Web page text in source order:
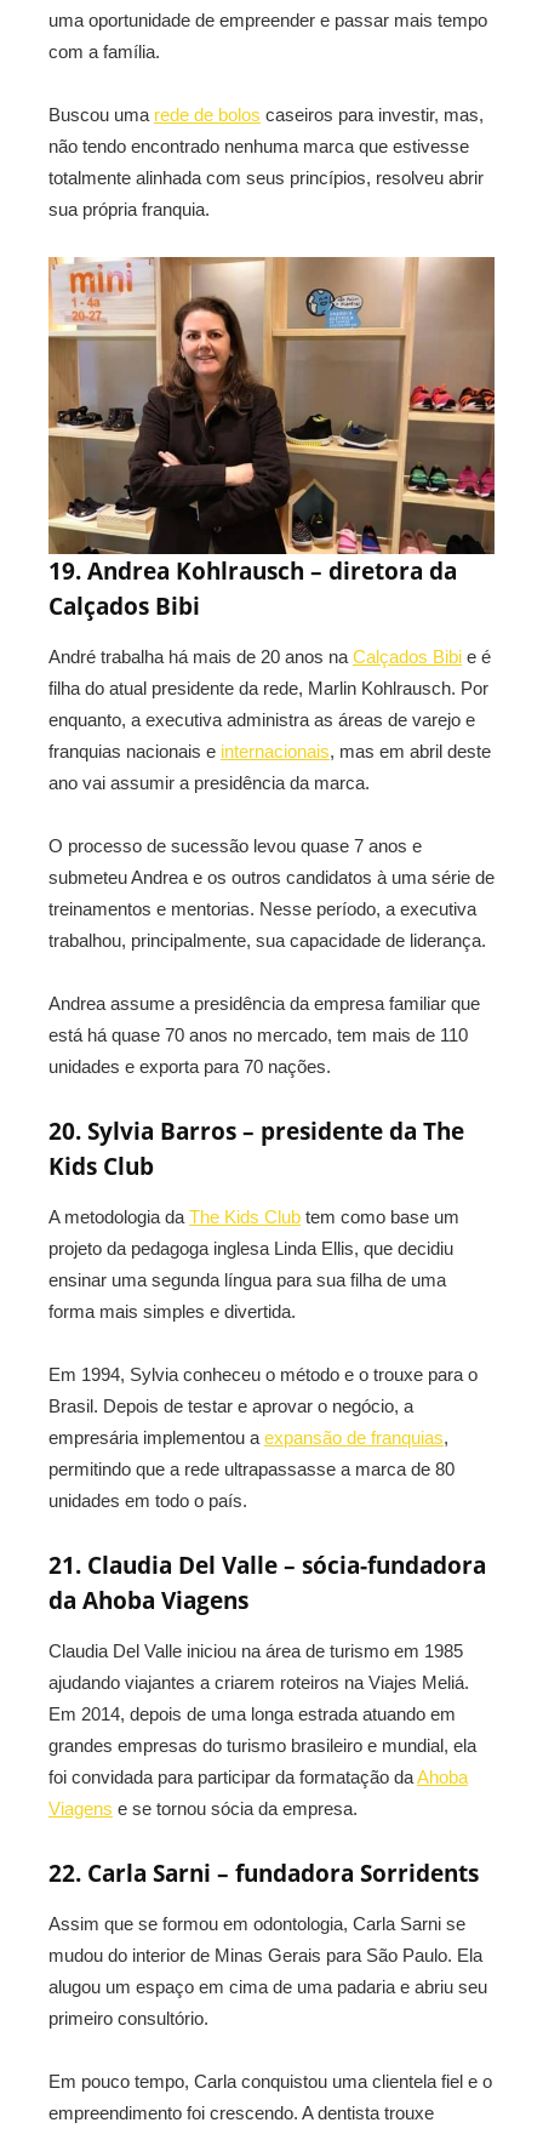
uma oportunidade de empreender e passar mais tempo
com a família.
Buscou uma rede de bolos caseiros para investir, mas,
não tendo encontrado nenhuma marca que estivesse
totalmente alinhada com seus princípios, resolveu abrir
sua própria franquia.
19. Andrea Kohlrausch – diretora da
Calçados Bibi
André trabalha há mais de 20 anos na Calçados Bibi e é
filha do atual presidente da rede, Marlin Kohlrausch. Por
enquanto, a executiva administra as áreas de varejo e
franquias nacionais e internacionais, mas em abril deste
ano vai assumir a presidência da marca.
O processo de sucessão levou quase 7 anos e
submeteu Andrea e os outros candidatos à uma série de
treinamentos e mentorias. Nesse período, a executiva
trabalhou, principalmente, sua capacidade de liderança.
Andrea assume a presidência da empresa familiar que
está há quase 70 anos no mercado, tem mais de 110
unidades e exporta para 70 nações.
20. Sylvia Barros – presidente da The
Kids Club
A metodologia da The Kids Club tem como base um
projeto da pedagoga inglesa Linda Ellis, que decidiu
ensinar uma segunda língua para sua filha de uma
forma mais simples e divertida.
Em 1994, Sylvia conheceu o método e o trouxe para o
Brasil. Depois de testar e aprovar o negócio, a
empresária implementou a expansão de franquias,
permitindo que a rede ultrapassasse a marca de 80
unidades em todo o país.
21. Claudia Del Valle – sócia-fundadora
da Ahoba Viagens
Claudia Del Valle iniciou na área de turismo em 1985
ajudando viajantes a criarem roteiros na Viajes Meliá.
Em 2014, depois de uma longa estrada atuando em
grandes empresas do turismo brasileiro e mundial, ela
foi convidada para participar da formatação daAhoba
Viagens e se tornou sócia da empresa.
22. Carla Sarni – fundadora Sorridents
Assim que se formou em odontologia, Carla Sarni se
mudou do interior de Minas Gerais para São Paulo. Ela
alugou um espaço em cima de uma padaria e abriu seu
primeiro consultório.
Em pouco tempo, Carla conquistou uma clientela fiel e o
empreendimento foi crescendo. A dentista trouxe